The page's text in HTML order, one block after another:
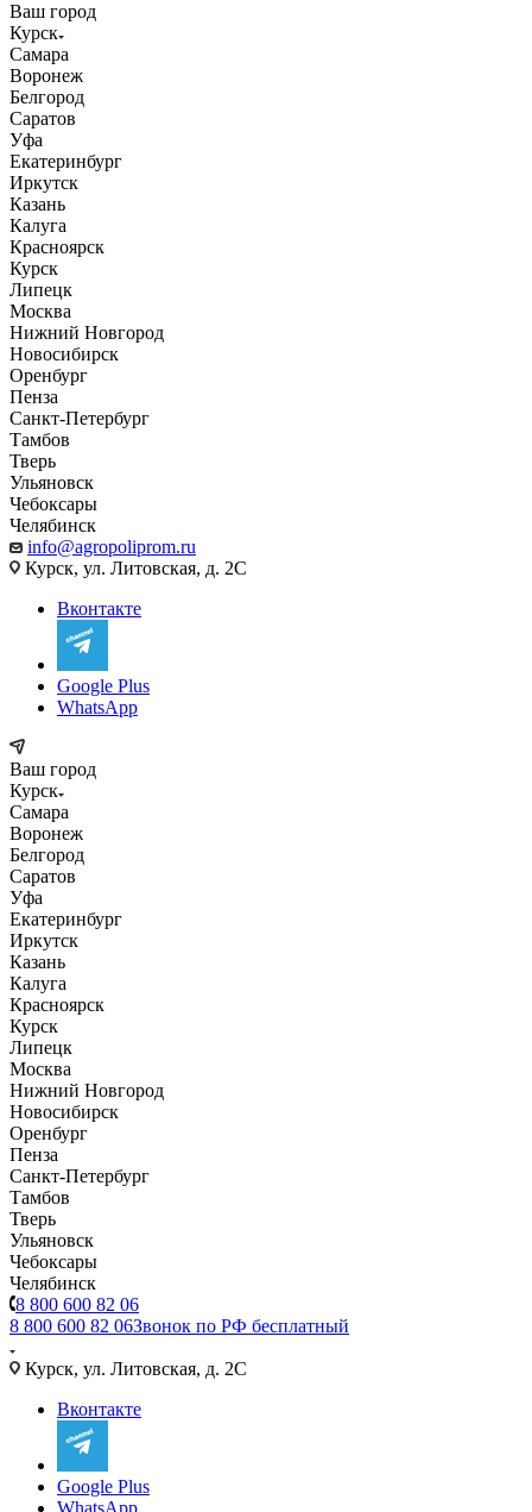
Ваш город
Курск
Самара
Воронеж
Белгород
Саратов
Уфа
Екатеринбург
Иркутск
Казань
Калуга
Красноярск
Курск
Липецк
Москва
Нижний Новгород
Новосибирск
Оренбург
Пенза
Санкт-Петербург
Тамбов
Тверь
Ульяновск
Чебоксары
Челябинск
info@agropoliprom.ru
Курск, ул. Литовская, д. 2С
Вконтакте
Google Plus
WhatsApp
Ваш город
Курск
Самара
Воронеж
Белгород
Саратов
Уфа
Екатеринбург
Иркутск
Казань
Калуга
Красноярск
Курск
Липецк
Москва
Нижний Новгород
Новосибирск
Оренбург
Пенза
Санкт-Петербург
Тамбов
Тверь
Ульяновск
Чебоксары
Челябинск
8 800 600 82 06
8 800 600 82 06Звонок по РФ бесплатный
Курск, ул. Литовская, д. 2С
Вконтакте
Google Plus
WhatsApp